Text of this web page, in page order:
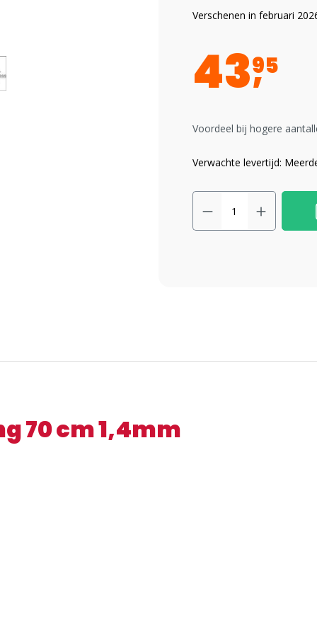
Verschenen in februari
4395
Voordeel bij hogere
Verwachte levertijd:
70 cm 1,4mm